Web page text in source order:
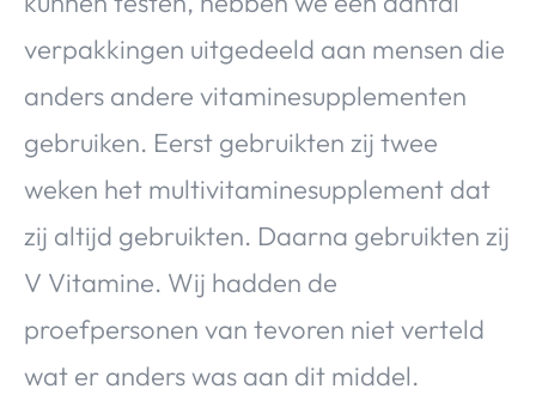
verpakkingen uitgedeeld aan mensen die
anders andere vitaminesupplementen
gebruiken. Eerst gebruikten zij twee
weken het multivitaminesupplement dat
zij altijd gebruikten. Daarna gebruikten zij
V Vitamine. Wij hadden de
proefpersonen van tevoren niet verteld
wat er anders was aan dit middel.